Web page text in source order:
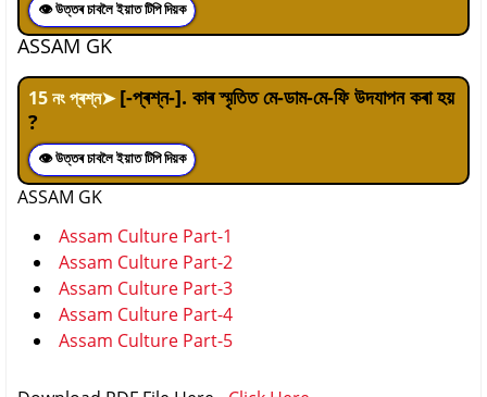
👁 উত্তৰ চাবলৈ ইয়াত টিপি দিয়ক
ASSAM GK
15নং প্ৰশ্ন➤[-প্ৰশ্ন-]. কাৰ স্মৃতিত মে-ডাম-মে-ফি উদযাপন কৰা হয়
?
👁 উত্তৰ চাবলৈ ইয়াত টিপি দিয়ক
ASSAM GK
Assam Culture Part-1
Assam Culture Part-2
Assam Culture Part-3
Assam Culture Part-4
Assam Culture Part-5